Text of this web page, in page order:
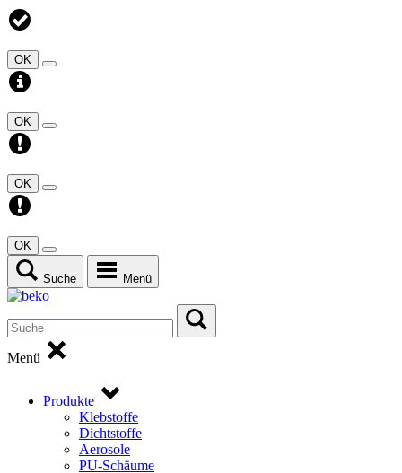
OK
OK
OK
OK
Suche Menü
Menü
Produkte
Klebstoffe
Dichtstoffe
Aerosole
PU-Schäume